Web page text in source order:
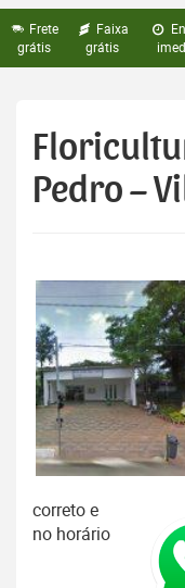
Frete
grátis
Faixa
grátis
Pedro –
correto e
no horário